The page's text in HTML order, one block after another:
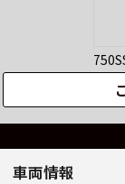
車両情報